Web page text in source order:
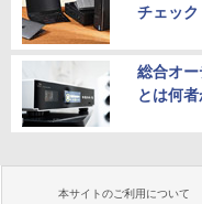
チェック
総合オ
とは何者
本サイトのご利用について